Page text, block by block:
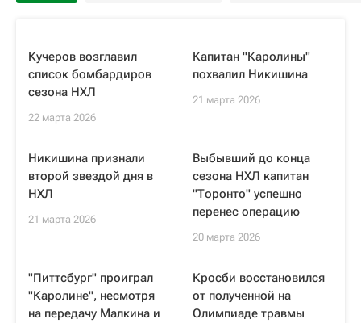
Кучеров возглавил
список бомбардиров
сезона НХЛ
22 марта 2026
Капитан "Каролины"
похвалил Никишина
21 марта 2026
Никишина признали
второй звездой дня в
НХЛ
21 марта 2026
Выбывший до конца
сезона НХЛ капитан
"Торонто" успешно
перенес операцию
20 марта 2026
"Питтсбург" проиграл
"Каролине", несмотря
на передачу Малкина и
Кросби восстановился
от полученной на
Олимпиаде травмы